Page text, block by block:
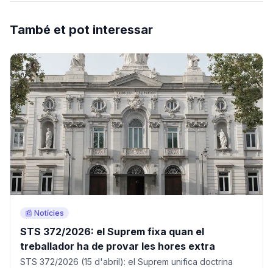
També et pot interessar
📰 Notícies
STS 372/2026: el Suprem fixa quan el
treballador ha de provar les hores extra
STS 372/2026 (15 d'abril): el Suprem unifica doctrina